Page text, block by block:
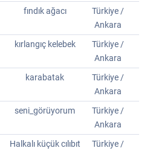
fındık ağacı
Türkiye /
Ankara
kırlangıç kelebek
Türkiye /
Ankara
karabatak
Türkiye /
Ankara
seni_görüyorum
Türkiye /
Ankara
Halkalı küçük cılıbıt
Türkiye /